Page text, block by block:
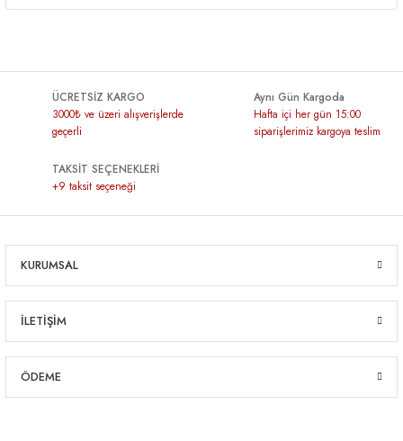
ÜCRETSİZ KARGO
3000₺ ve üzeri alışverişlerde
geçerli
Aynı Gün Kargoda
Hafta içi her gün 15:00
siparişlerimiz kargoya teslim
TAKSİT SEÇENEKLERİ
+9 taksit seçeneği
KURUMSAL
İLETİŞİM
ÖDEME